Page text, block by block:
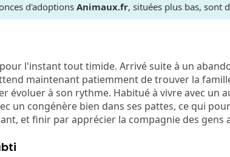
d'adoptions Animaux.fr, situées plus bas, sont
l'instant tout timide. Arrivé suite à un
maintenant patiemment de trouver la
évoluer à son rythme. Habitué à vivre avec un
un congénère bien dans ses pattes, ce qui
et finir par apprécier la compagnie des gens